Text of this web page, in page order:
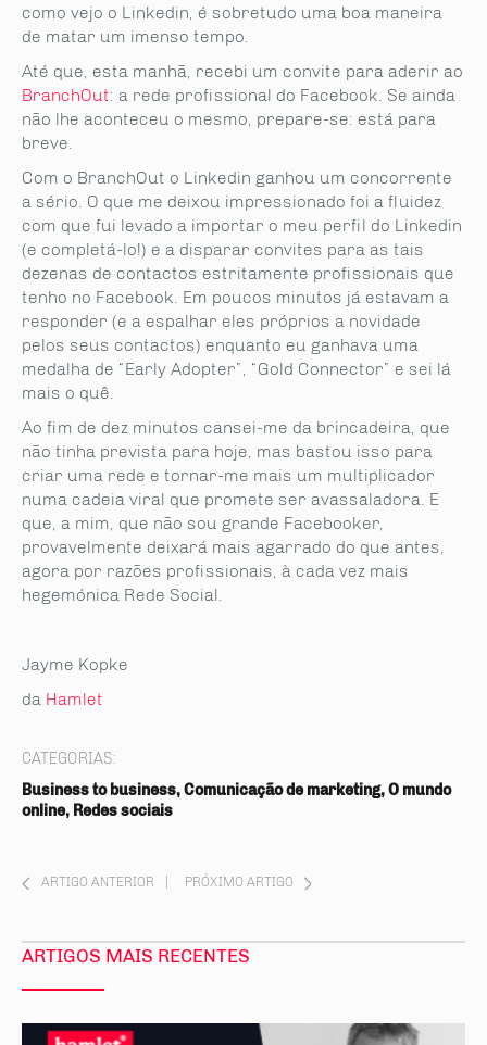
como vejo o Linkedin, é sobretudo uma boa maneira
de matar um imenso tempo.
Até que, esta manhã, recebi um convite para aderir ao
BranchOut: a rede profissional do Facebook. Se ainda
não lhe aconteceu o mesmo, prepare-se: está para
breve.
Com o BranchOut o Linkedin ganhou um concorrente
a sério. O que me deixou impressionado foi a fluidez
com que fui levado a importar o meu perfil do Linkedin
(e completá-lo!) e a disparar convites para as tais
dezenas de contactos estritamente profissionais que
tenho no Facebook. Em poucos minutos já estavam a
responder (e a espalhar eles próprios a novidade
pelos seus contactos) enquanto eu ganhava uma
medalha de “Early Adopter”, “Gold Connector” e sei lá
mais o quê.
Ao fim de dez minutos cansei-me da brincadeira, que
não tinha prevista para hoje, mas bastou isso para
criar uma rede e tornar-me mais um multiplicador
numa cadeia viral que promete ser avassaladora. E
que, a mim, que não sou grande Facebooker,
provavelmente deixará mais agarrado do que antes,
agora por razões profissionais, à cada vez mais
hegemónica Rede Social.
Jayme Kopke
da Hamlet
CATEGORIAS:
Business to business, Comunicação de marketing, O mundo
online, Redes sociais
ARTIGO ANTERIOR PRÓXIMO ARTIGO
ARTIGOS MAIS RECENTES